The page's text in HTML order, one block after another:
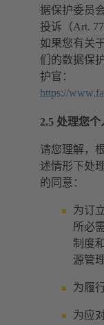
据保护委员
投诉（Art.
如果您有关
们的数据保
护官：
https://
2.5 处理您
请您理解，
述情形下处
的同意：
为订
所必
制度
源管
为履
为应